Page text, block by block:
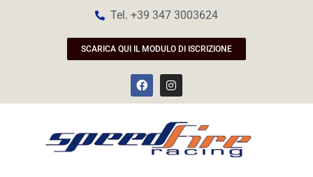
Tel. +39 347 3003624
SCARICA QUI IL MODULO DI ISCRIZIONE